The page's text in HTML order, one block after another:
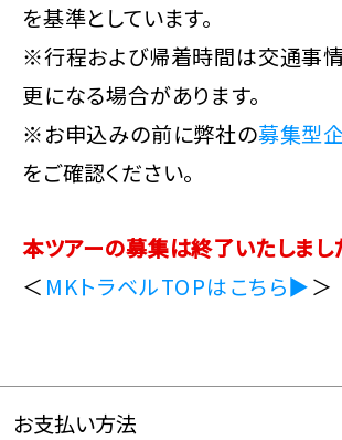
を基準としています。
※行程および帰着時間は交通事
更になる場合があります。
※お申込みの前に弊社の募集型
をご確認ください。
本ツアーの募集は終了いたしまし
＜ MKトラベルTOPはこちら▶＞
お支払い方法